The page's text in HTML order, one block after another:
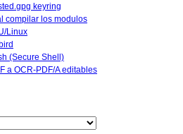
keyring
compilar los modulos
Linux
(Secure Shell)
a OCR-PDF/A editables